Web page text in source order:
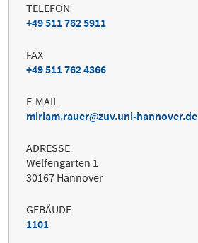
TELEFON
+49 511 762 5911
FAX
+49 511 762 4366
E-MAIL
miriam.rauer
zuv.uni-hannover.de
ADRESSE
Welfengarten 1
30167 Hannover
GEBÄUDE
1101